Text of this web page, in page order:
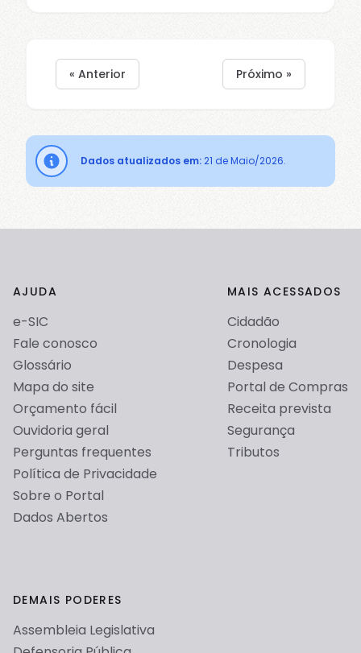
« Anterior Próximo »
Dados atualizados em: 21 de Maio/2026.
AJUDA
e-SIC
Fale conosco
Glossário
Mapa do site
Orçamento fácil
Ouvidoria geral
Perguntas frequentes
Política de Privacidade
Sobre o Portal
Dados Abertos
MAIS ACESSADOS
Cidadão
Cronologia
Despesa
Portal de Compras
Receita prevista
Segurança
Tributos
DEMAIS PODERES
Assembleia Legislativa